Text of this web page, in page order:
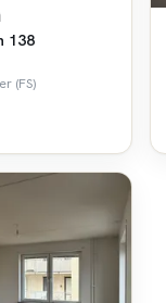
138
(FS)